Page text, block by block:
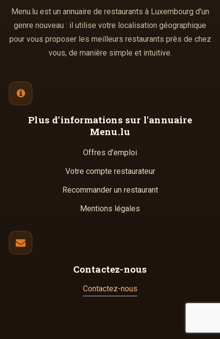
Menu.lu est un annuaire de restaurants à Luxembourg d'un
genre nouveau : il utilise votre localisation géographique
pour vous proposer les meilleurs restaurants près de chez
vous, de manière simple et intuitive.
Plus d'informations sur l'annuaire
Menu.lu
Offres d'emploi
Votre compte restaurateur
Recommander un restaurant
Mentions légales
Contactez-nous
Contactez-nous